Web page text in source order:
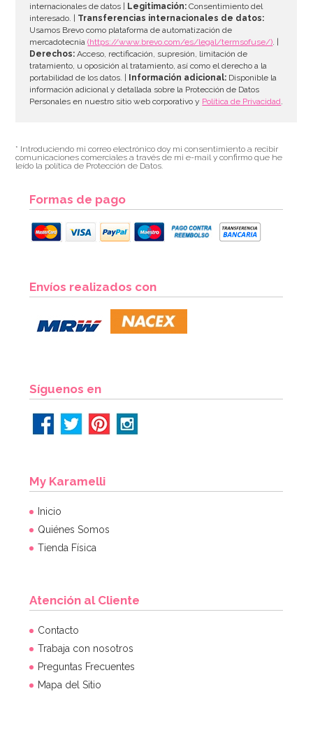
internacionales de datos |
Legitimación: Consentimiento del
interesado. | Transferencias internacionales de datos:
Usamos Brevo como plataforma de automatización de
mercadotecnia(https://www.brevo.com/es/legal/termsofuse/). |
Derechos: Acceso, rectificación, supresión, limitación de
tratamiento, u oposición al tratamiento, así como el derecho a la
portabilidad de los datos. |
Información adicional: Disponible la
información adicional y detallada sobre la Protección de Datos
Personales en nuestro sitio web corporativo y Política de Privacidad.
* Introduciendo mi correo electrónico doy mi consentimiento a recibir
comunicaciones comerciales a través de mi e-mail y confirmo que he
leído la política de Protección de Datos.
Formas de pago
Envíos realizados con
Síguenos en
My Karamelli
Inicio
Quiénes Somos
Tienda Física
Atención al Cliente
Contacto
Trabaja con nosotros
Preguntas Frecuentes
Mapa del Sitio